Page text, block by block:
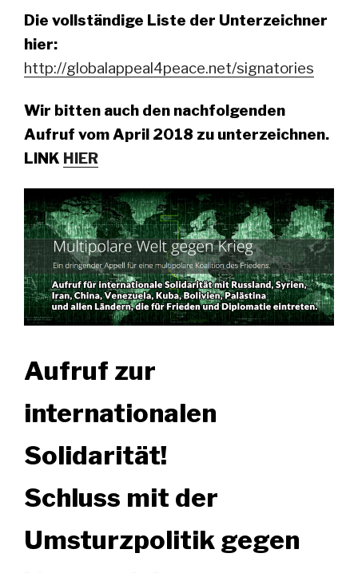
Die vollständige Liste der Unterzeichner
hier:
http://globalappeal4peace.net/signatories
Wir bitten auch den nachfolgenden
Aufruf vom April 2018 zu unterzeichnen.
LINK HIER
Aufruf zur
internationalen
Solidarität!
Schluss mit der
Umsturzpolitik gegen